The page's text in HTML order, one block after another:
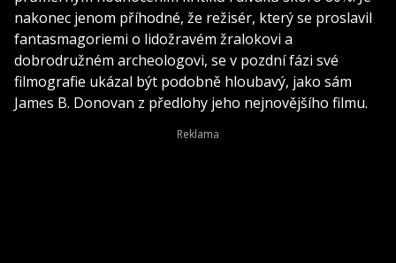
nakonec jenom příhodné, že režisér, který se proslavil
fantasmagoriemi o lidožravém žralokovi a
dobrodružném archeologovi, se v pozdní fázi své
filmografie ukázal být podobně hloubavý, jako sám
James B. Donovan z předlohy jeho nejnovějšího filmu.